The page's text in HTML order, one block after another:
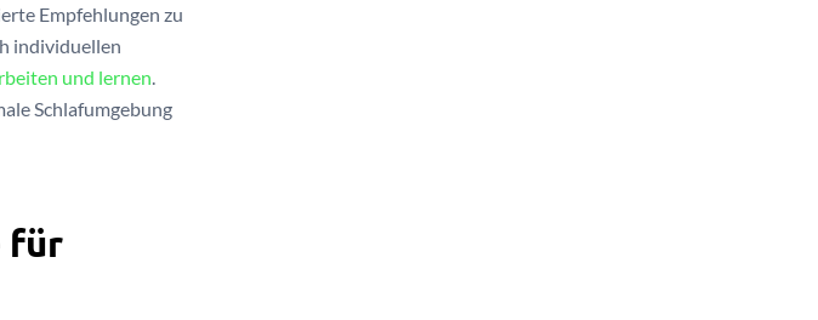
Empfehlungen zu
individuellen
und lernen
Schlafumgebung
für